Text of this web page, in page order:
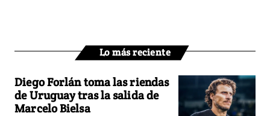
Lo más reciente
Diego Forlán toma las riendas
de Uruguay tras la salida de
Marcelo Bielsa